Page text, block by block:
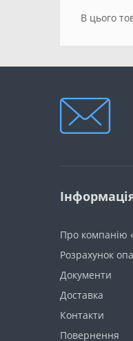
В цього
Про компанію
Розрахунок
Документи
Доставка
Контакти
Повернення